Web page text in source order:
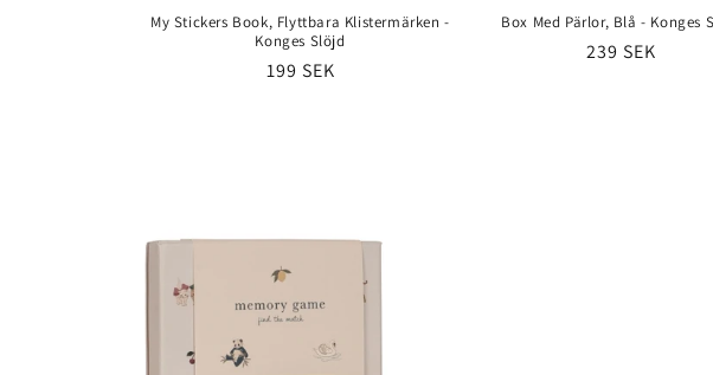
My Stickers Book, Flyttbara Klistermärken -
Konges Slöjd
Ordinarie
199 SEK
Box Med Pärlor, Blå - Konges
Ordinarie
239 SEK